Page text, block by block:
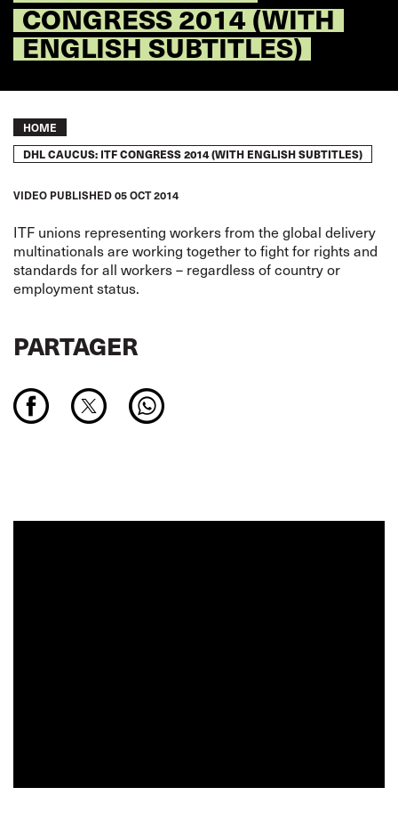
CONGRESS 2014 (WITH
ENGLISH SUBTITLES)
Breadcrumb
HOME
DHL CAUCUS: ITF CONGRESS 2014 (WITH ENGLISH SUBTITLES)
VIDEO PUBLISHED05 OCT 2014
ITF unions representing workers from the global delivery
multinationals are working together to fight for rights and
standards for all workers – regardless of country or
employment status.
PARTAGER